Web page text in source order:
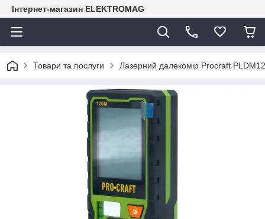
Інтернет-магазин ELEKTROMAG
Товари та послуги Лазерний далекомір Procraft